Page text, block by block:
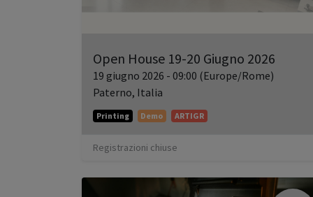
Open House 19-20 Giugno 2026
19 giugno 2026 - 09:00 (Europe/Rome)
Paterno, Italia
Printing Demo ARTIGR
Registrazioni chiuse